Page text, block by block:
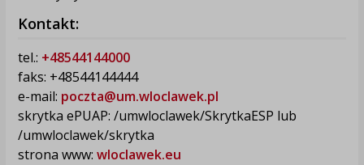
Kontakt:
tel.: +48544144000
faks: +48544144444
e-mail: poczta@um.wloclawek.pl
skrytka ePUAP: /umwloclawek/SkrytkaESP lub
/umwloclawek/skrytka
strona www: wloclawek.eu